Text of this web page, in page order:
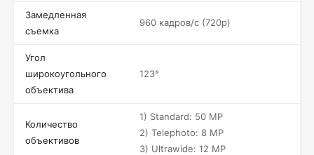
Замедленная
съемка
960 кадров/c (720p)
Угол
широкоугольного
объектива
123°
Количество
объективов
1) Standard: 50 MP
2) Telephoto: 8 MP
3) Ultrawide: 12 MP